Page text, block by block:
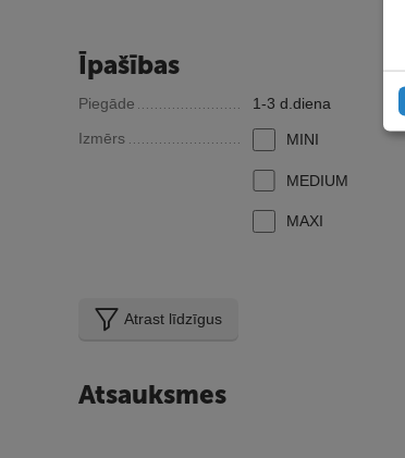
Īpašības
Piegāde
1-3 d.diena
Izmērs
MINI
MEDIUM
MAXI
Atrast līdzīgus
Atsauksmes